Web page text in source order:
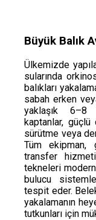
Büyük Balık
Ülkemizde
sularında
balıkları
sabah erken
yaklaşık 6–8
kaptanlar,
sürütme veya
Tüm ekipman,
transfer
tekneleri
bulucu
tespit eder.
yakalamanın
tutkunları için